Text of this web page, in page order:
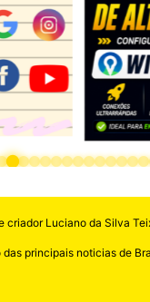
m
criador Luciano da Silva
principais noticias de